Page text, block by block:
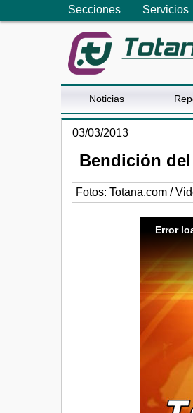
Secciones Servicios
Noticias
03/03/2013
Bendición
Fotos: Totana.com /
Error